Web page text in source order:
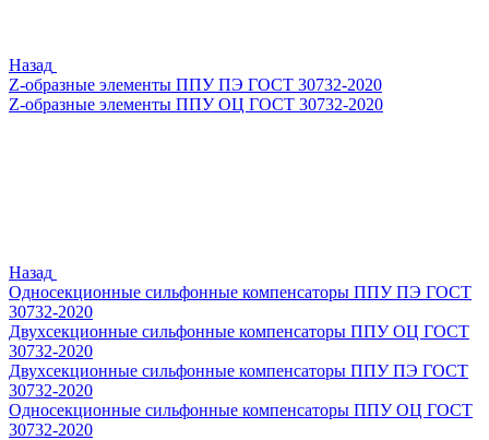
Назад
Z-образные элементы ППУ ПЭ ГОСТ 30732-2020
Z-образные элементы ППУ ОЦ ГОСТ 30732-2020
Назад
Односекционные сильфонные компенсаторы ППУ ПЭ ГОСТ
30732-2020
Двухсекционные сильфонные компенсаторы ППУ ОЦ ГОСТ
30732-2020
Двухсекционные сильфонные компенсаторы ППУ ПЭ ГОСТ
30732-2020
Односекционные сильфонные компенсаторы ППУ ОЦ ГОСТ
30732-2020